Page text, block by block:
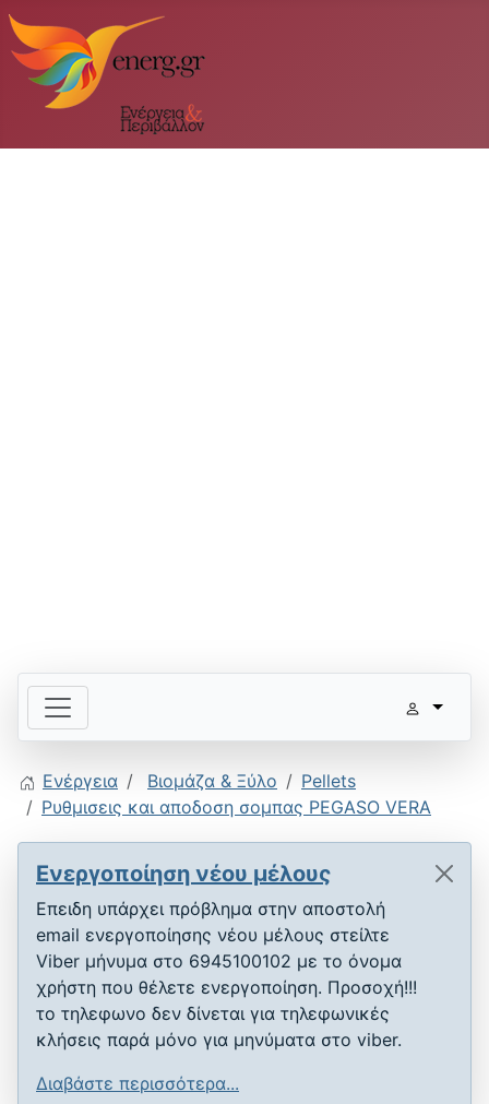
Ενέργεια Βιομάζα & Ξύλο
Pellets
Ρυθμισεις και αποδοση σομπας PEGASO VERA
Ενεργοποίηση νέου μέλους
Επειδη υπάρχει πρόβλημα στην αποστολή
email ενεργοποίησης νέου μέλους στείλτε
Viber μήνυμα στο 6945100102 με το όνομα
χρήστη που θέλετε ενεργοποίηση. Προσοχή!!!
το τηλεφωνο δεν δίνεται για τηλεφωνικές
κλήσεις παρά μόνο για μηνύματα στο viber.
Διαβάστε περισσότερα...